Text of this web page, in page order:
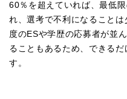
60％を超えていれば、最低
れ、選考で不利になること
度のESや学歴の応募者が並
ることもあるため、できる
す。